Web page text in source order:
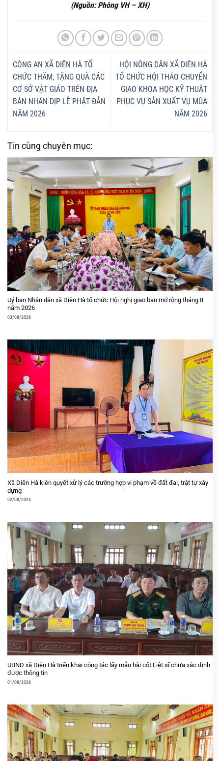
(Nguồn: Phòng VH – XH)
CÔNG AN XÃ DIÊN HÀ TỔ
CHỨC THĂM, TẶNG QUÀ CÁC
CƠ SỞ VẬT GIÁO TRÊN ĐỊA
BÀN NHÂN DỊP LỄ PHẬT ĐẢN
NĂM 2026
HỘI NÔNG DÂN XÃ DIÊN HÀ
TỔ CHỨC HỘI THẢO CHUYỂN
GIAO KHOA HỌC KỸ THUẬT
PHỤC VỤ SẢN XUẤT VỤ MÙA
NĂM 2026
Tin cùng chuyên mục:
Uỷ ban Nhân dân xã Diên Hà tổ chức Hội nghị giao ban mở rộng tháng 8
năm 2026
03/08/2026
Xã Diên Hà kiên quyết xử lý các trường hợp vi phạm về đất đai, trật tự xây
dựng
02/08/2026
UBND xã Diên Hà triển khai công tác lấy mẫu hài cốt Liệt sĩ chưa xác định
được thông tin
01/08/2026